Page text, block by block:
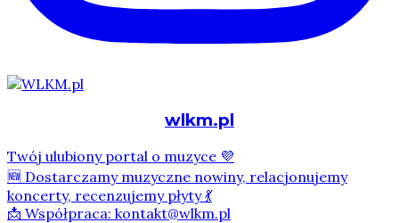
wlkm.pl
Twój ulubiony portal o muzyce 💜
🆕 Dostarczamy muzyczne nowiny, relacjonujemy
koncerty, recenzujemy płyty 💃
📩 Współpraca: kontakt@wlkm.pl